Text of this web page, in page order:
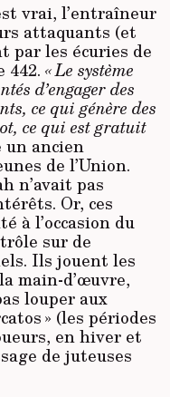
vrai, l’entraîneur
attaquants (et
par les écuries de
442. « Le système
d’engager des
ce qui génère des
ce qui est gratuit
un ancien
de l’Union.
n’avait pas
Or, ces
à l’occasion du
sur de
Ils jouent les
main-d’œuvre,
louper aux
» (les périodes
en hiver et
de juteuses